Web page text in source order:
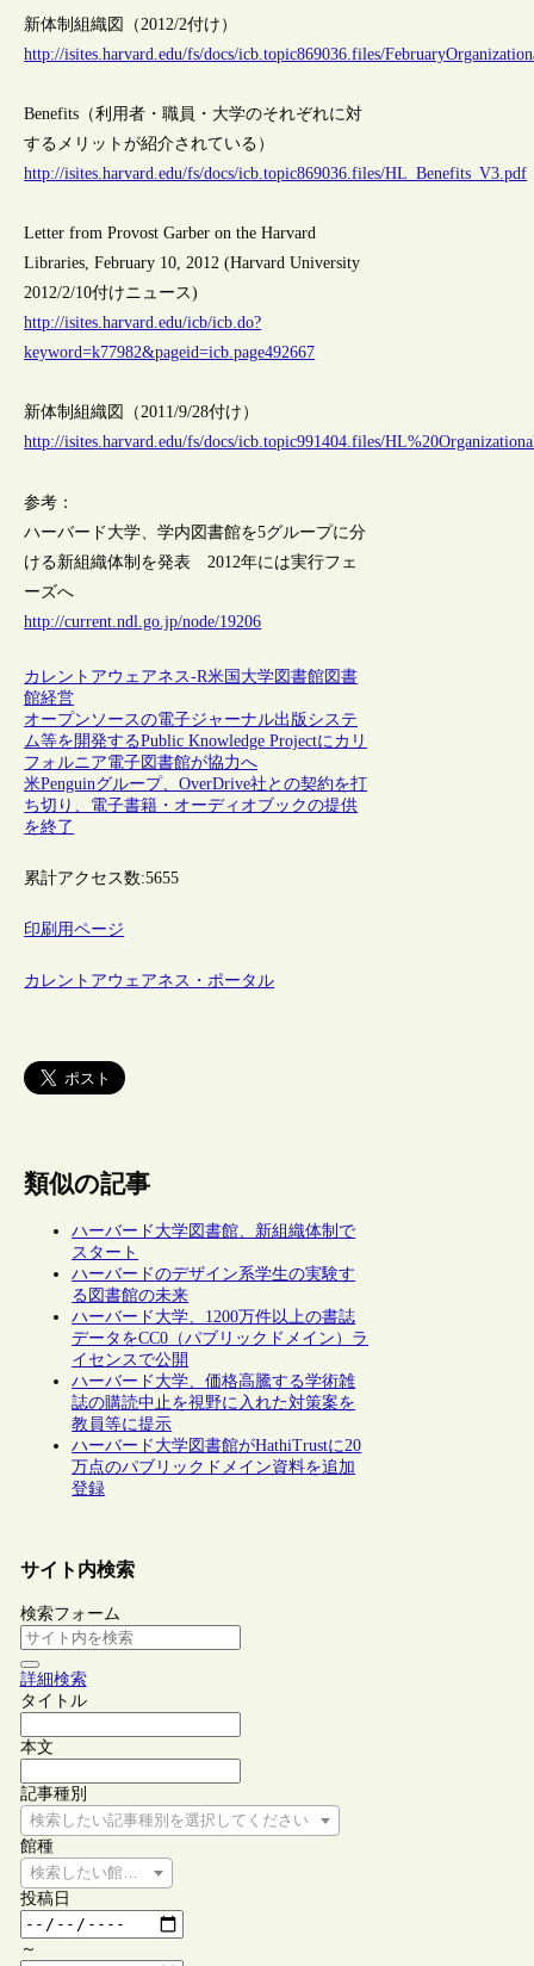
新体制組織図（2012/2付け）
http://isites.harvard.edu/fs/docs/icb.topic869036.files/
Benefits（利用者・職員・大学のそれぞれに対
するメリットが紹介されている）
http://isites.harvard.edu/fs/docs/icb.topic869036.files/HL_Benefits_V3.pdf
Letter from Provost Garber on the Harvard
Libraries, February 10, 2012 (Harvard University
2012/2/10付けニュース)
http://isites.harvard.edu/icb/icb.do?
keyword=k77982&pageid=icb.page492667
新体制組織図（2011/9/28付け）
http://isites.harvard.edu/fs/docs/icb.topic991404.files/
参考：
ハーバード大学、学内図書館を5グループに分
ける新組織体制を発表 2012年には実行フェ
ーズへ
http://current.ndl.go.jp/node/19206
カレントアウェアネス-R米国 大学図書館図書
館経営
オープンソースの電子ジャーナル出版システ
ム等を開発するPublic Knowledge Projectにカリ
フォルニア電子図書館が協力へ
米Penguinグループ、OverDrive社との契約を打
ち切り、電子書籍・オーディオブックの提供
を終了
累計アクセス数:5655
印刷用ページ
カレントアウェアネス・ポータル
類似の記事
ハーバード大学図書館、新組織体制で
スタート
ハーバードのデザイン系学生の実験す
る図書館の未来
ハーバード大学、1200万件以上の書誌
データをCC0（パブリックドメイン）ラ
イセンスで公開
ハーバード大学、価格高騰する学術雑
誌の購読中止を視野に入れた対策案を
教員等に提示
ハーバード大学図書館がHathiTrustに20
万点のパブリックドメイン資料を追加
登録
サイト内検索
検索フォーム
詳細検索
タイトル
本文
記事種別
検索したい記事種別を選択してください
館種
検索したい館種を選択してください
投稿日
～